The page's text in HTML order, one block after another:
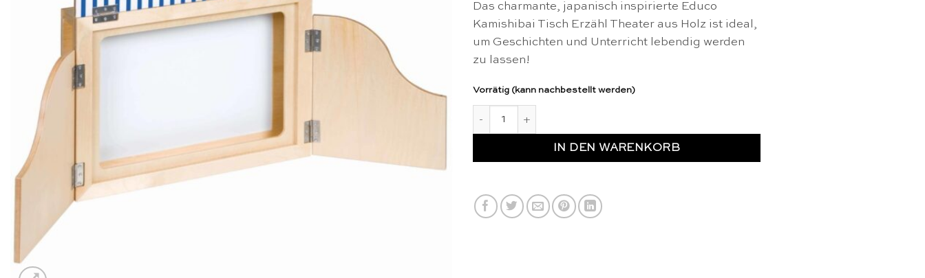
Das charmante, japanisch inspirierte Educo
Kamishibai Tisch Erzähl Theater aus Holz ist ideal,
um Geschichten und Unterricht lebendig werden
zu lassen!
Vorrätig (kann nachbestellt werden)
IN DEN WARENKORB